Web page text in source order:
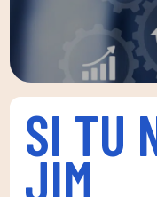
SI TU
JIM